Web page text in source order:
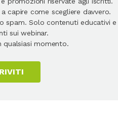
capire come scegliere davvero.
spam. Solo contenuti educativi e
sui webinar.
qualsiasi momento.